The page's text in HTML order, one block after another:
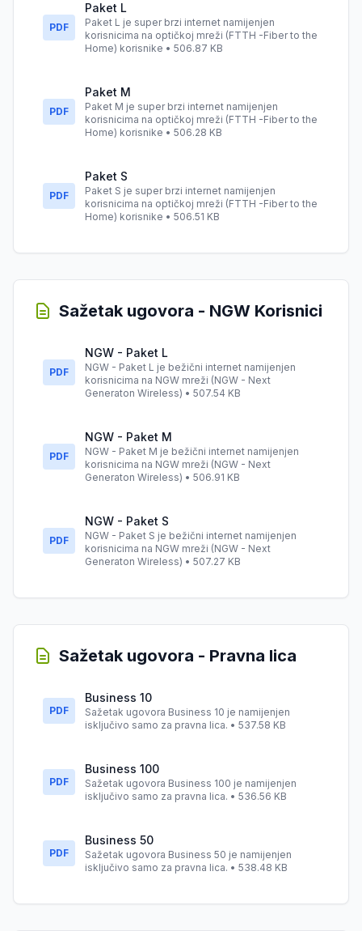
PDF
Paket L
Paket L je super brzi internet namijenjen
korisnicima na optičkoj mreži (FTTH -Fiber to the
Home) korisnike • 506.87 KB
PDF
Paket M
Paket M je super brzi internet namijenjen
korisnicima na optičkoj mreži (FTTH -Fiber to the
Home) korisnike • 506.28 KB
PDF
Paket S
Paket S je super brzi internet namijenjen
korisnicima na optičkoj mreži (FTTH -Fiber to the
Home) korisnike • 506.51 KB
Sažetak ugovora - NGW Korisnici
PDF
NGW - Paket L
NGW - Paket L je bežični internet namijenjen
korisnicima na NGW mreži (NGW - Next
Generaton Wireless) • 507.54 KB
PDF
NGW - Paket M
NGW - Paket M je bežični internet namijenjen
korisnicima na NGW mreži (NGW - Next
Generaton Wireless) • 506.91 KB
PDF
NGW - Paket S
NGW - Paket S je bežični internet namijenjen
korisnicima na NGW mreži (NGW - Next
Generaton Wireless) • 507.27 KB
Sažetak ugovora - Pravna lica
PDF
Business 10
Sažetak ugovora Business 10 je namijenjen
isključivo samo za pravna lica. • 537.58 KB
PDF
Business 100
Sažetak ugovora Business 100 je namijenjen
isključivo samo za pravna lica. • 536.56 KB
PDF
Business 50
Sažetak ugovora Business 50 je namijenjen
isključivo samo za pravna lica. • 538.48 KB